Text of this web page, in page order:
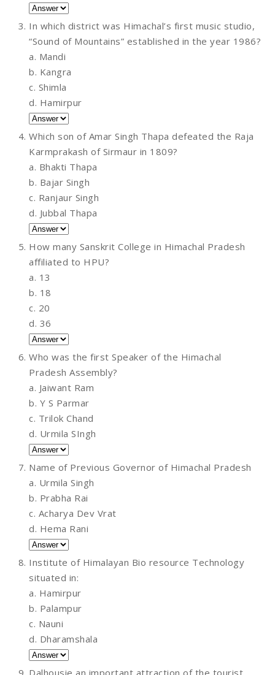
In which district was Himachal’s first music studio,
“Sound of Mountains” established in the year 1986?
a. Mandi
b. Kangra
c. Shimla
d. Hamirpur
Which son of Amar Singh Thapa defeated the Raja
Karmprakash of Sirmaur in 1809?
a. Bhakti Thapa
b. Bajar Singh
c. Ranjaur Singh
d. Jubbal Thapa
How many Sanskrit College in Himachal Pradesh
affiliated to HPU?
a. 13
b. 18
c. 20
d. 36
Who was the first Speaker of the Himachal
Pradesh Assembly?
a. Jaiwant Ram
b. Y S Parmar
c. Trilok Chand
d. Urmila SIngh
Name of Previous Governor of Himachal Pradesh
a. Urmila Singh
b. Prabha Rai
c. Acharya Dev Vrat
d. Hema Rani
Institute of Himalayan Bio resource Technology
situated in:
a. Hamirpur
b. Palampur
c. Nauni
d. Dharamshala
Dalhousie an important attraction of the tourist